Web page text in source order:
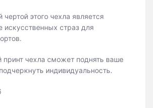
чертой этого чехла является
искусственных страз для
принт чехла сможет поднять ваше
индивидуальность.